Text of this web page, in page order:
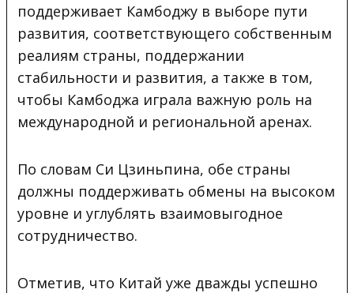
поддерживает Камбоджу в выборе пути
развития, соответствующего собственным
реалиям страны, поддержании
стабильности и развития, а также в том,
чтобы Камбоджа играла важную роль на
международной и региональной аренах.
По словам Си Цзиньпина, обе страны
должны поддерживать обмены на высоком
уровне и углублять взаимовыгодное
сотрудничество.
Отметив, что Китай уже дважды успешно